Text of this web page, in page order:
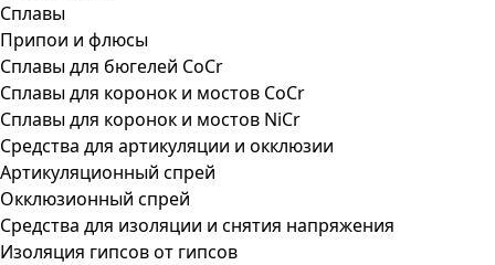
Сплавы
Припои и флюсы
Сплавы для бюгелей CoCr
Сплавы для коронок и мостов CoCr
Сплавы для коронок и мостов NiCr
Средства для артикуляции и окклюзии
Артикуляционный спрей
Окклюзионный спрей
Средства для изоляции и снятия напряжения
Изоляция гипсов от гипсов